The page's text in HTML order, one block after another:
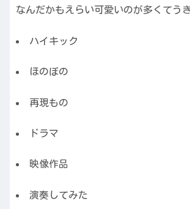
なんだかもえらい可愛いのが多くてう
ハイキック
ほのぼの
再現もの
ドラマ
映像作品
演奏してみた